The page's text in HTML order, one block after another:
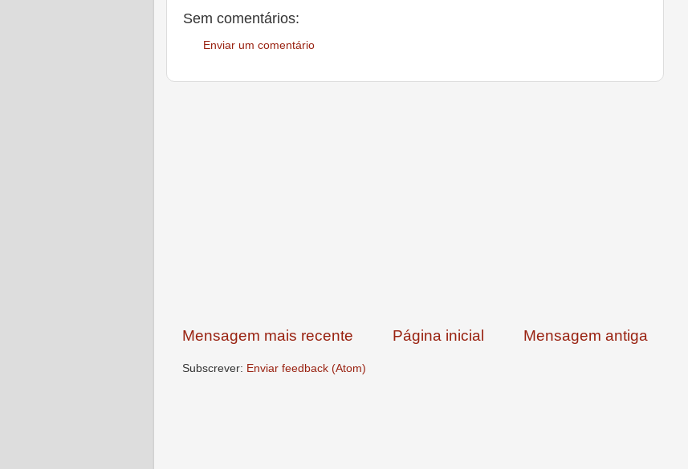
Sem comentários:
Enviar um comentário
Mensagem mais recente Mensagem antiga
Página inicial
Subscrever: Enviar feedback (Atom)